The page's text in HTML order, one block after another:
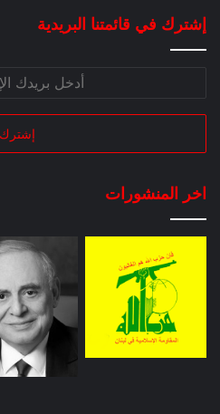
إشترك في قائمتنا البريدية
اخر المنشورات